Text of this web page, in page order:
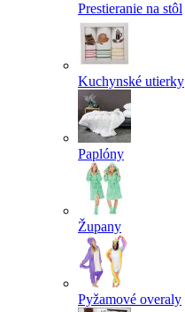
Prestieranie na stôl
Kuchynské utierky
Paplóny
Župany
Pyžamové overaly